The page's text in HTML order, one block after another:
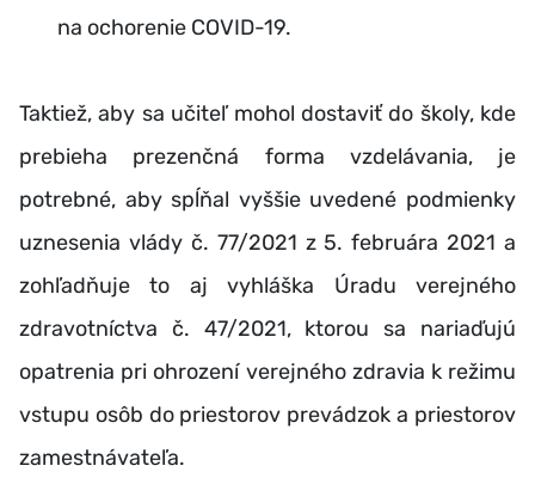
na ochorenie COVID-19.
Taktiež, aby sa učiteľ mohol dostaviť do školy, kde
prebieha prezenčná forma vzdelávania, je
potrebné, aby spĺňal vyššie uvedené podmienky
uznesenia vlády č. 77/2021 z 5. februára 2021 a
zohľadňuje to aj vyhláška Úradu verejného
zdravotníctva č. 47/2021, ktorou sa nariaďujú
opatrenia pri ohrození verejného zdravia k režimu
vstupu osôb do priestorov prevádzok a priestorov
zamestnávateľa.